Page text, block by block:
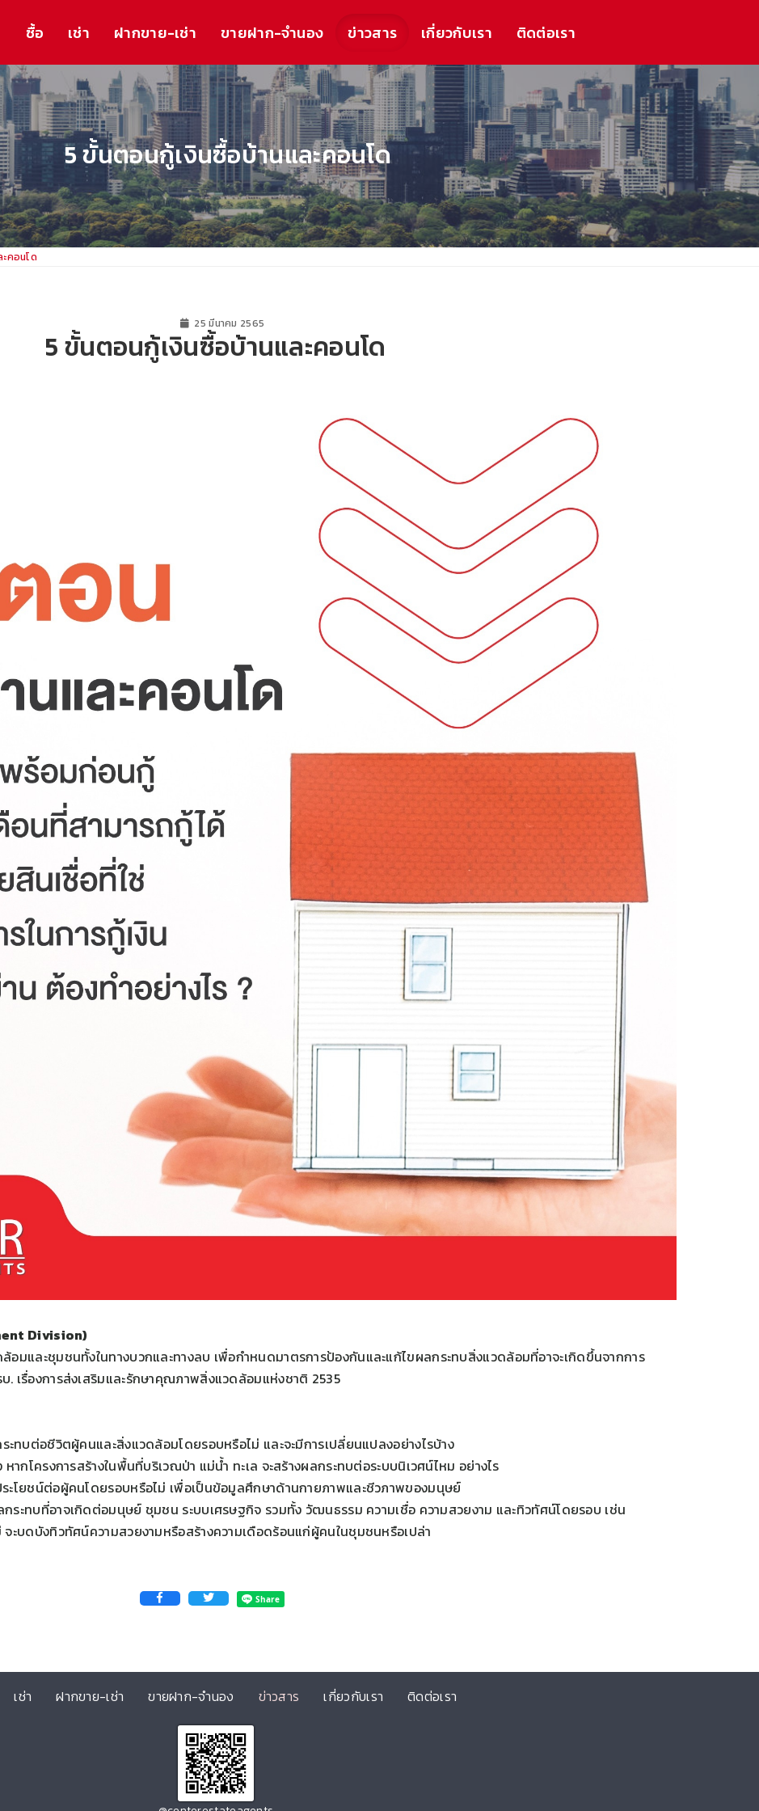
ซื้อ เช่า ฝากขาย-เช่า ขายฝาก-จำนอง ข่าวสาร เกี่ยวกับเรา ติดต่อเรา
5 ขั้นตอนกู้เงินซื้อบ้านและคอนโด
คอนโด
25 มีนาคม 2565
5 ขั้นตอนกู้เงินซื้อบ้านและคอนโด
Division)
อมและชุมชนทั้งในทางบวกและทางลบ เพื่อกำหนดมาตรการป้องกันและแก้ไขผลกระทบสิ่งแวดล้อมที่อาจะเกิดขึ้นจากการ
เรื่องการส่งเสริมและรักษาคุณภาพสิ่งแวดล้อมแห่งชาติ 2535
ะทบต่อชีวิตผู้คนและสิ่งแวดล้อมโดยรอบหรือไม่ และจะมีการเปลี่ยนแปลงอย่างไรบ้าง
ากโครงการสร้างในพื้นที่บริเวณป่า แม่น้ำ ทะเล จะสร้างผลกระทบต่อระบบนิเวศน์ไหม อย่างไร
ะโยชน์ต่อผู้คนโดยรอบหรือไม่ เพื่อเป็นข้อมูลศึกษาด้านกายภาพและชีวภาพของมนุษย์
ระทบที่อาจเกิดต่อมนุษย์ ชุมชน ระบบเศรษฐกิจ รวมทั้ง วัฒนธรรม ความเชื่อ ความสวยงาม และทิวทัศน์โดยรอบ เช่น
จะบดบังทิวทัศน์ความสวยงามหรือสร้างความเดือดร้อนแก่ผู้คนในชุมชนหรือเปล่า
เช่า ฝากขาย-เช่า ขายฝาก-จำนอง ข่าวสาร เกี่ยวกับเรา ติดต่อเรา